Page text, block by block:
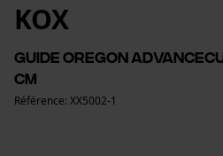
KOX
Guide Oregon
cm
Référence: XX5002-1